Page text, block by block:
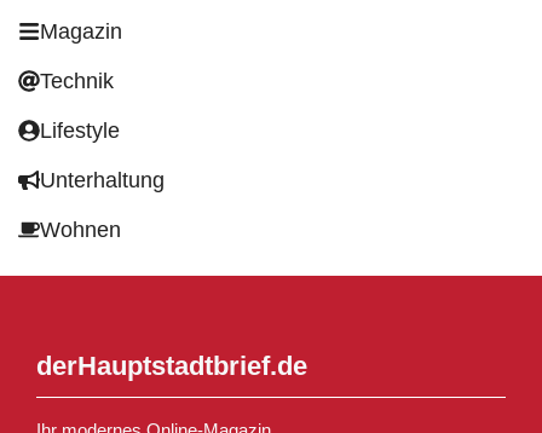
Magazin
Technik
Lifestyle
Unterhaltung
Wohnen
derHauptstadtbrief.de